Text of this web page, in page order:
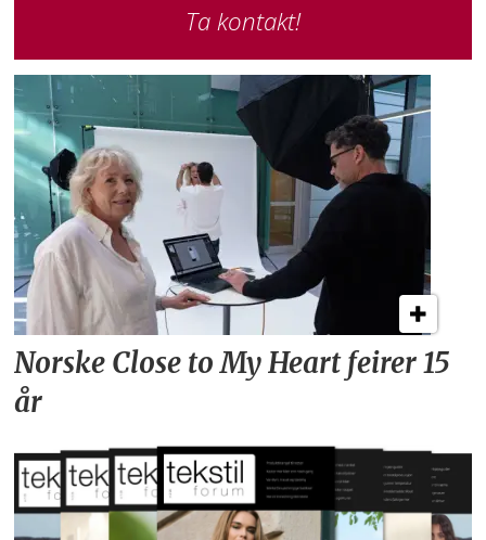
Ta kontakt!
Norske Close to My Heart feirer 15
år